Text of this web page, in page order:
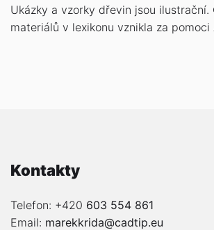
Ukázky a vzorky dřevin jsou ilustrační.
materiálů v lexikonu vznikla za pomoci
Kontakty
Telefon: +420 603 554 861
Email: marekkrida@cadtip.eu